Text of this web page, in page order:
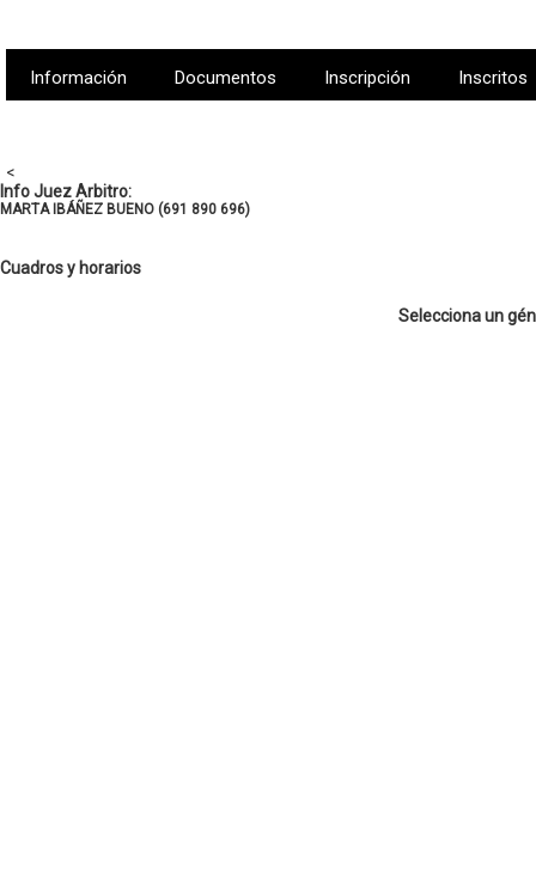
Información Documentos Inscripción Inscritos
<
Info Juez Arbitro:
MARTA IBÁÑEZ BUENO (691 890 696)
Cuadros y horarios
Selecciona un